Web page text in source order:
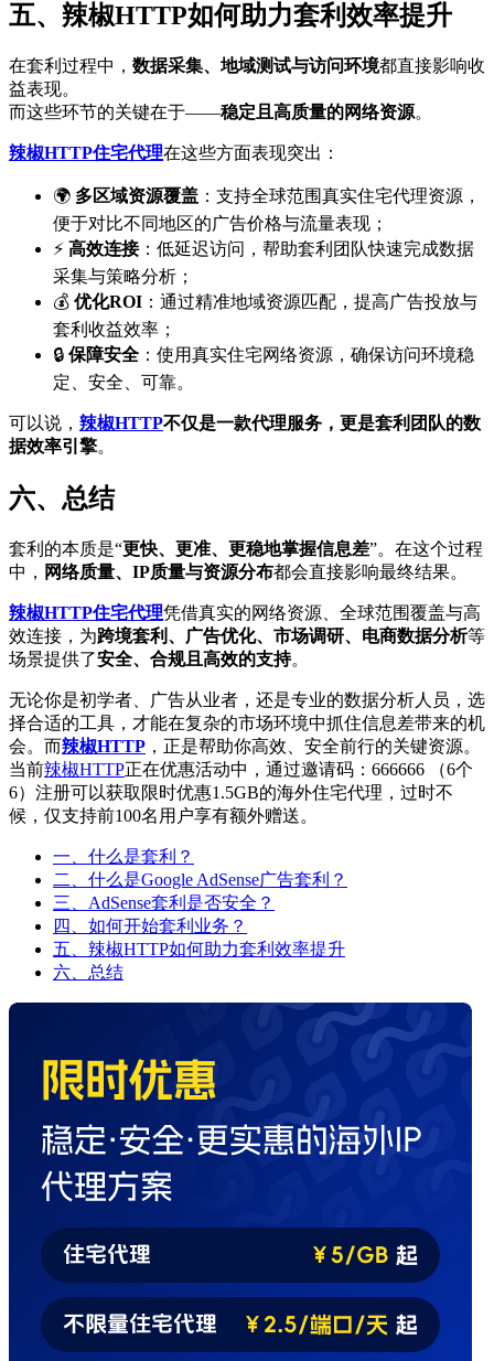
五、辣椒HTTP如何助力套利效率提升
在套利过程中， 数据采集、地域测试与访问环境都直接影响收
益表现。
而这些环节的关键在于——稳定且高质量的网络资源。
辣椒HTTP住宅代理在这些方面表现突出：
🌍 多区域资源覆盖 ：支持全球范围真实住宅代理资源，
便于对比不同地区的广告价格与流量表现；
⚡ 高效连接：低延迟访问，帮助套利团队快速完成数据
采集与策略分析；
💰 优化ROI ：通过精准地域资源匹配，提高广告投放与
套利收益效率；
🔒 保障安全 ：使用真实住宅网络资源，确保访问环境稳
定、安全、可靠。
可以说， 辣椒HTTP不仅是一款代理服务，更是套利团队的数
据效率引擎。
六、总结
套利的本质是“更快、更准、更稳地掌握信息差”。在这个过程
中， 网络质量、IP质量与资源分布都会直接影响最终结果。
辣椒HTTP住宅代理凭借真实的网络资源、全球范围覆盖与高
效连接，为跨境套利、广告优化、市场调研、电商数据分析等
场景提供了安全、合规且高效的支持。
无论你是初学者、广告从业者，还是专业的数据分析人员，选
择合适的工具，才能在复杂的市场环境中抓住信息差带来的机
会。而辣椒HTTP ，正是帮助你高效、安全前行的关键资源。
当前辣椒HTTP正在优惠活动中，通过邀请码：666666 （6个
6）注册可以获取限时优惠1.5GB的海外住宅代理，过时不
候，仅支持前100名用户享有额外赠送。
一、什么是套利？
二、什么是Google AdSense广告套利？
三、AdSense套利是否安全？
四、如何开始套利业务？
五、辣椒HTTP如何助力套利效率提升
六、总结